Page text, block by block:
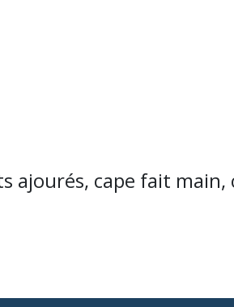
ajourés, cape fait main,